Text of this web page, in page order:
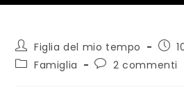
Figlia del mio tempo
Famiglia
2 commenti